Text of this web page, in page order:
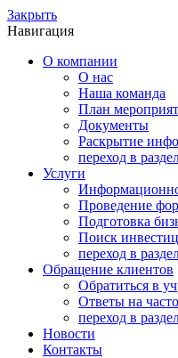
Закрыть
Навигация
О компании
О нас
Наша команда
План
Документы
Раскрытие
переход в
Услуги
Проведение
Подготовка
Поиск
переход в
Обращение клиентов
Обратиться в
Ответы на
переход в
Новости
Контакты